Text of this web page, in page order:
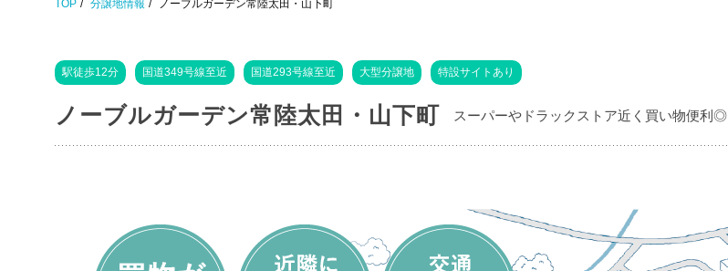
TOP 分譲地情報 ノーブルガーデン常陸太田・山下町
駅徒歩12分 国道349号線至近 国道293号線至近 大型分譲地 特設サイトあり
ノーブルガーデン常陸太田・山下町 スーパーやドラックストア近く買い物便利◎